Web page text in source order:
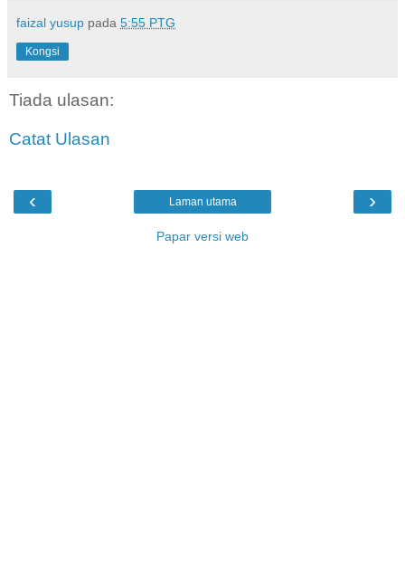
faizal yusup pada 5:55 PTG
Kongsi
Tiada ulasan:
Catat Ulasan
‹ ›
Laman utama
Papar versi web